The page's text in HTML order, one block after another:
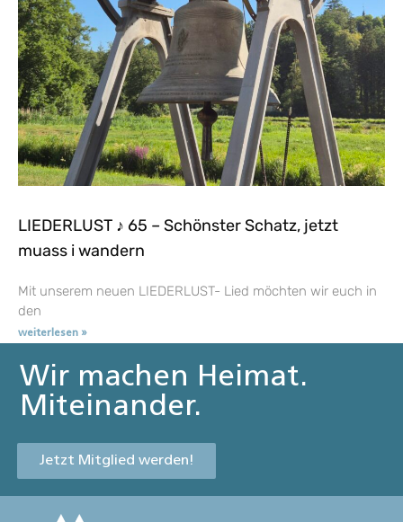
LIEDERLUST ♪ 65 – Schönster Schatz, jetzt
muass i wandern
Mit unserem neuen LIEDERLUST- Lied möchten wir euch in
den
weiterlesen »
Wir machen Heimat.
Miteinander.
Jetzt Mitglied werden!